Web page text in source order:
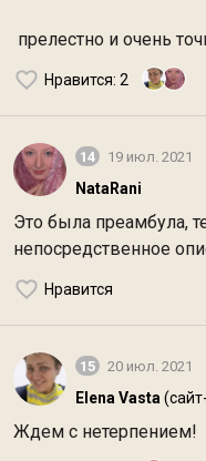
прелестно и очень
Нравится: 2
14 19 июл. 2021
NataRani
Это была преамбула,
непосредственное
Нравится
15 20 июл. 2021
Elena Vasta
Ждем с нетерпением!